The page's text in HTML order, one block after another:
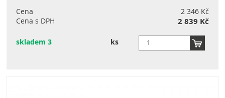
Cena
2 346 Kč
Cena s DPH
2 839 Kč
skladem 3 ks